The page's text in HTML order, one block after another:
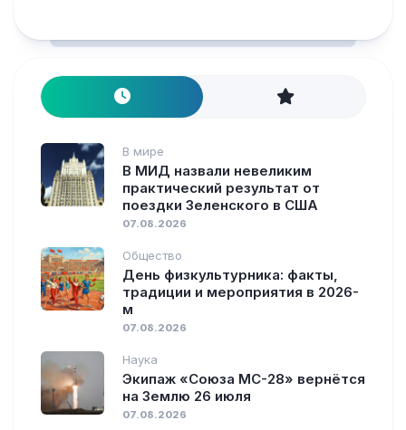
В мире
В МИД назвали невеликим
практический результат от
поездки Зеленского в США
07.08.2026
Общество
День физкультурника: факты,
традиции и мероприятия в 2026-
м
07.08.2026
Наука
Экипаж «Союза МС-28» вернётся
на Землю 26 июля
07.08.2026